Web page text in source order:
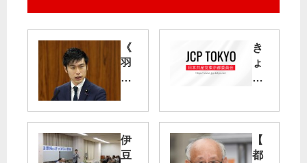
《
羽
田
新
ル
ー
き
ょ
う
前
で
２
伊
豆
【
都